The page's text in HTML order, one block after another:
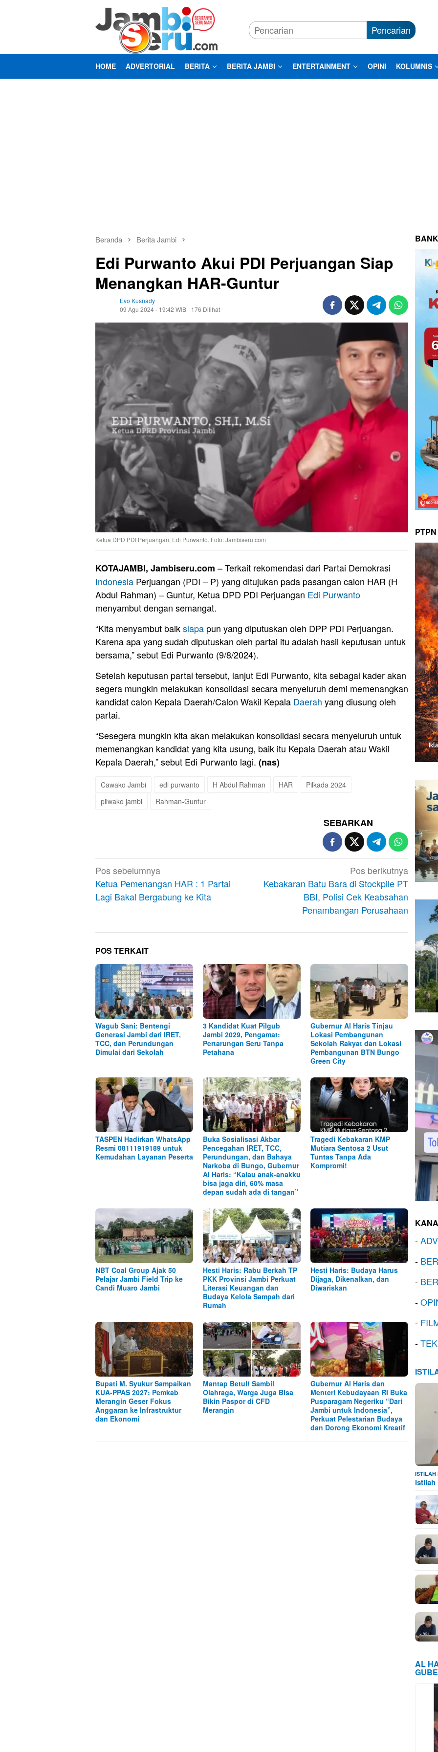
Pencarian
HOME ADVERTORIAL BERITA BERITA JAMBI ENTERTAINMENT OPINI KOLUMNIS
Beranda Berita Jambi
Edi Purwanto Akui PDI Perjuangan Siap
Menangkan HAR-Guntur
Evo Kusnady
09 Agu 2024 - 19:42 WIB
176 Dilihat
Ketua DPD PDI Perjuangan, Edi Purwanto. Foto: Jambiseru.com
KOTAJAMBI, Jambiseru.com – Terkait rekomendasi dari Partai Demokrasi
Indonesia Perjuangan (PDI – P) yang ditujukan pada pasangan calon HAR (H
Abdul Rahman) – Guntur, Ketua DPD PDI Perjuangan Edi Purwanto
menyambut dengan semangat.
“Kita menyambut baiksiapa pun yang diputuskan oleh DPP PDI Perjuangan.
Karena apa yang sudah diputuskan oleh partai itu adalah hasil keputusan untuk
bersama,” sebut Edi Purwanto (9/8/2024).
Setelah keputusan partai tersebut, lanjut Edi Purwanto, kita sebagai kader akan
segera mungkin melakukan konsolidasi secara menyeluruh demi memenangkan
kandidat calon Kepala Daerah/Calon Wakil Kepala Daerah yang diusung oleh
partai.
“Sesegera mungkin kita akan melakukan konsolidasi secara menyeluruh untuk
memenangkan kandidat yang kita usung, baik itu Kepala Daerah atau Wakil
Kepala Daerah,” sebut Edi Purwanto lagi. (nas)
Cawako Jambi edi purwanto H Abdul Rahman HAR
Pilkada 2024
pilwako jambi
Rahman-Guntur
SEBARKAN
Navigasi
pos
Pos sebelumnya
Ketua Pemenangan HAR : 1 Partai
Lagi Bakal Bergabung ke Kita
Pos berikutnya
Kebakaran Batu Bara di Stockpile PT
BBI, Polisi Cek Keabsahan
Penambangan Perusahaan
POS TERKAIT
Wagub Sani: Bentengi
Generasi Jambi dari IRET,
TCC, dan Perundungan
Dimulai dari Sekolah
3 Kandidat Kuat Pilgub
Jambi 2029, Pengamat:
Pertarungan Seru Tanpa
Petahana
Gubernur Al Haris Tinjau
Lokasi Pembangunan
Sekolah Rakyat dan Lokasi
Pembangunan BTN Bungo
Green City
TASPEN Hadirkan WhatsApp
Resmi 08111919189 untuk
Kemudahan Layanan Peserta
Buka Sosialisasi Akbar
Pencegahan IRET, TCC,
Perundungan, dan Bahaya
Narkoba di Bungo, Gubernur
Al Haris: “Kalau anak-anakku
bisa jaga diri, 60% masa
depan sudah ada di tangan”
Tragedi Kebakaran KMP
Mutiara Sentosa 2 Usut
Tuntas Tanpa Ada
Kompromi!
NBT Coal Group Ajak 50
Pelajar Jambi Field Trip ke
Candi Muaro Jambi
Hesti Haris: Rabu Berkah TP
PKK Provinsi Jambi Perkuat
Literasi Keuangan dan
Budaya Kelola Sampah dari
Rumah
Hesti Haris: Budaya Harus
Dijaga, Dikenalkan, dan
Diwariskan
Bupati M. Syukur Sampaikan
KUA-PPAS 2027: Pemkab
Merangin Geser Fokus
Anggaran ke Infrastruktur
dan Ekonomi
Mantap Betul! Sambil
Olahraga, Warga Juga Bisa
Bikin Paspor di CFD
Merangin
Gubernur Al Haris dan
Menteri Kebudayaan RI Buka
Pusparagam Negeriku “Dari
Jambi untuk Indonesia”,
Perkuat Pelestarian Budaya
dan Dorong Ekonomi Kreatif
-
-
-
-
-
-
ISTILAH
Istilah
AL